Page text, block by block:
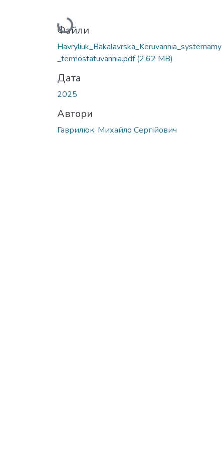
Вантажиться...
Файли
Havryliuk_Bakalavrska_Keruvannia_systemamy
_termostatuvannia.pdf(2,62 MB)
Дата
2025
Автори
Гаврилюк, Михайло Сергійович